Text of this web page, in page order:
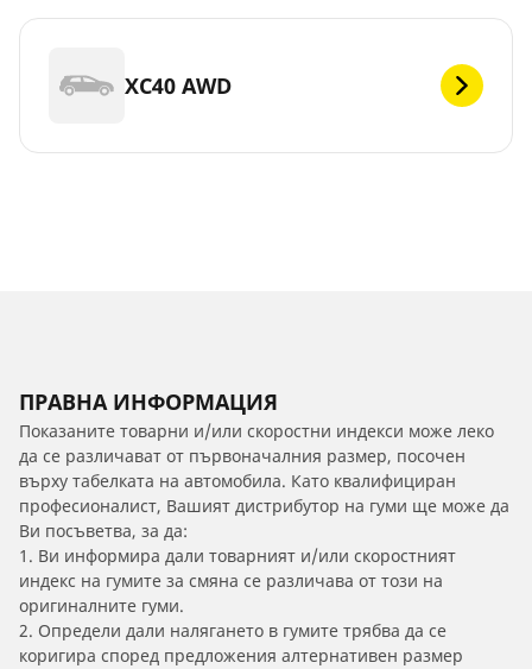
XC40 AWD
ПРАВНА ИНФОРМАЦИЯ
Показаните товарни и/или скоростни индекси може леко
да се различават от първоначалния размер, посочен
върху табелката на автомобила. Като квалифициран
професионалист, Вашият дистрибутор на гуми ще може да
Ви посъветва, за да:
1. Ви информира дали товарният и/или скоростният
индекс на гумите за смяна се различава от този на
оригиналните гуми.
2. Определи дали налягането в гумите трябва да се
коригира според предложения алтернативен размер